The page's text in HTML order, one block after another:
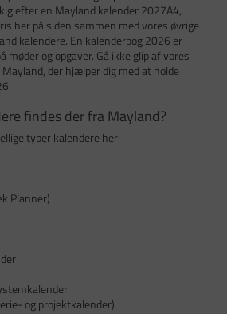
efter en Mayland kalender 2027A4,
her på siden sammen med vores øvrige
kalendere. En kalenderbog 2026 er
og opgaver. Gå ikke glip af vores
der hjælper dig med at holde
findes der fra Mayland?
typer kalendere her:
Planner)
og projektkalender)